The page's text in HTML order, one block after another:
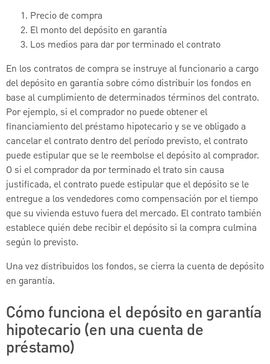
Precio de compra
El monto del depósito en garantía
Los medios para dar por terminado el contrato
En los contratos de compra se instruye al funcionario a cargo
del depósito en garantía sobre cómo distribuir los fondos en
base al cumplimiento de determinados términos del contrato.
Por ejemplo, si el comprador no puede obtener el
financiamiento del préstamo hipotecario y se ve obligado a
cancelar el contrato dentro del período previsto, el contrato
puede estipular que se le reembolse el depósito al comprador.
O si el comprador da por terminado el trato sin causa
justificada, el contrato puede estipular que el depósito se le
entregue a los vendedores como compensación por el tiempo
que su vivienda estuvo fuera del mercado. El contrato también
establece quién debe recibir el depósito si la compra culmina
según lo previsto.
Una vez distribuidos los fondos, se cierra la cuenta de depósito
en garantía.
Cómo funciona el depósito en garantía
hipotecario (en una cuenta de
préstamo)